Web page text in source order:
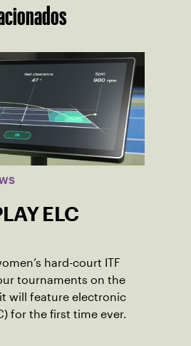
ELC
hard-court ITF
tournaments on the
will feature electronic
for the first time ever.